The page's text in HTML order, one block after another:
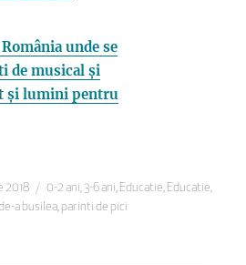
unde se
de musical și
și lumini pentru
2018 Categorii
0-2 ani, 3-6 ani, Educatie, Educatie,
a busilea, parinti de pici